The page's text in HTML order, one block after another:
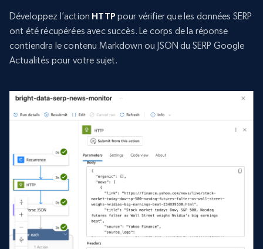
Développez l’action HTTP pour vérifier que les données SERP
ont été récupérées avec succès. Le corps de la réponse
contiendra le contenu Markdown ou JSON du SERP Google
Actualités pour votre sujet.